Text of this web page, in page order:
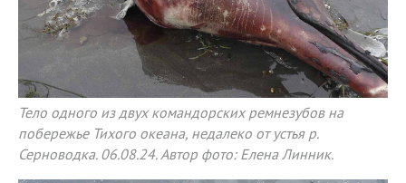
Тело одного из двух командорских ремнезубов на
побережье Тихого океана, недалеко от устья р.
Серноводка. 06.08.24. Автор фото: Елена Линник.